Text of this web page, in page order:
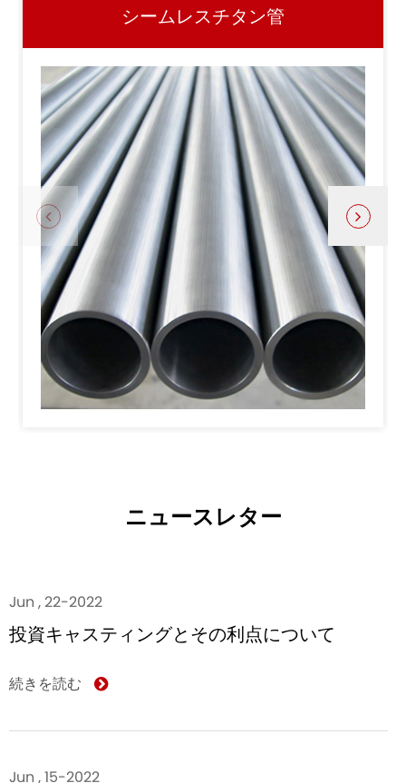
シームレスチタン管
ニュースレター
Jun , 22-2022
投資キャスティングとその利点について
続きを読む
Jun , 15-2022